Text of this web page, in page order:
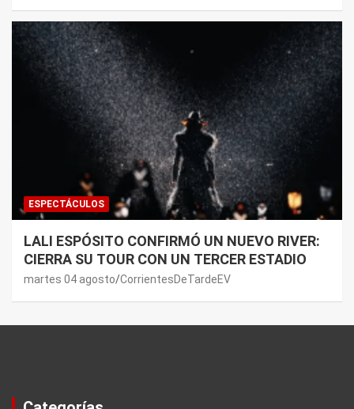
ESPECTÁCULOS
LALI ESPÓSITO CONFIRMÓ UN NUEVO RIVER:
CIERRA SU TOUR CON UN TERCER ESTADIO
martes 04 agosto CorrientesDeTardeEV